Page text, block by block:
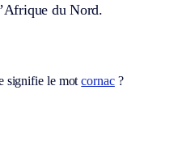
du Nord.
signifie le motcornac?